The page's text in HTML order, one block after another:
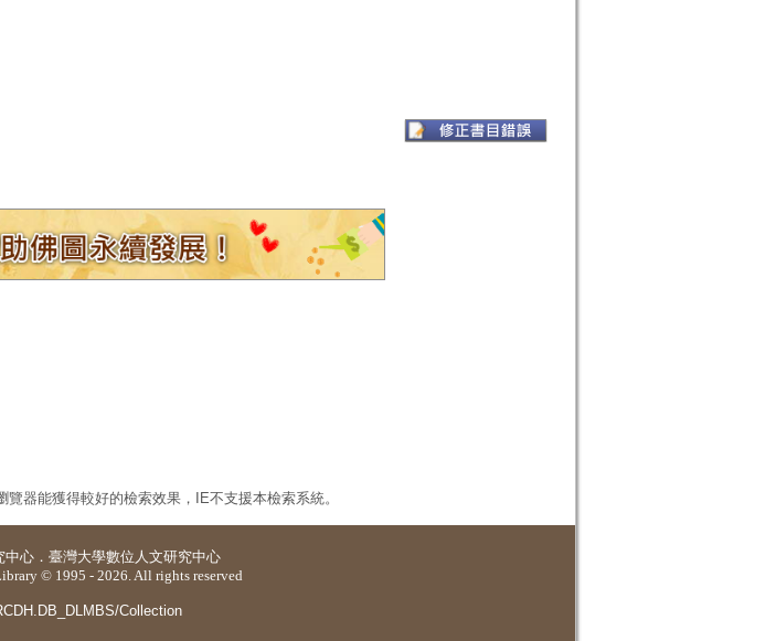
器能獲得較好的檢索效果，IE不支援本檢索系統。
中心 ． 臺灣大學數位人文研究中心
© 1995 - 2026. All rights reserved
Collection